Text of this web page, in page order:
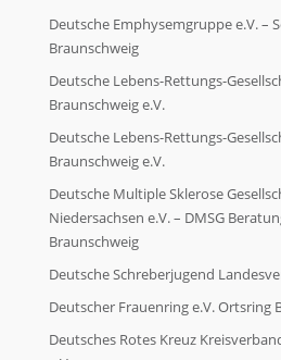
Deutsche Emphysemgruppe e.V. –
Braunschweig
Deutsche Lebens-Rettungs-
Braunschweig e.V.
Deutsche Lebens-Rettungs-
Braunschweig e.V.
Deutsche Multiple Sklerose
Niedersachsen e.V. – DMSG Beratungsstelle/ Kontaktgruppe
Braunschweig
Deutsche Schreberjugend
Deutscher Frauenring e.V. Ortsring
Deutsches Rotes Kreuz